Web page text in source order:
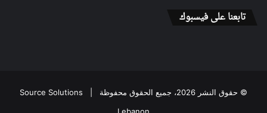
تابعنا على فيسبوك
© حقوق النشر 2026، جميع الحقوق محفوظة |
Source Solutions